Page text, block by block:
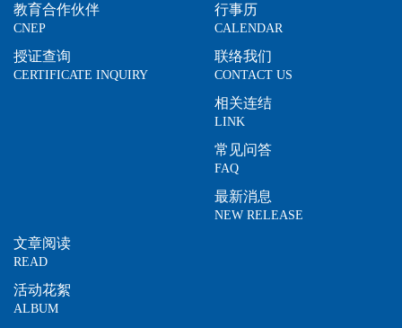
教育合作伙伴
CNEP
授证查询
CERTIFICATE INQUIRY
行事历
CALENDAR
联络我们
CONTACT US
相关连结
LINK
常见问答
FAQ
最新消息
NEW RELEASE
文章阅读
READ
活动花絮
ALBUM